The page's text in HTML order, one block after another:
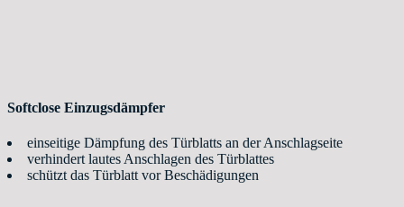
Softclose Einzugsdämpfer
einseitige Dämpfung des Türblatts an der Anschlagseite
verhindert lautes Anschlagen des Türblattes
schützt das Türblatt vor Beschädigungen